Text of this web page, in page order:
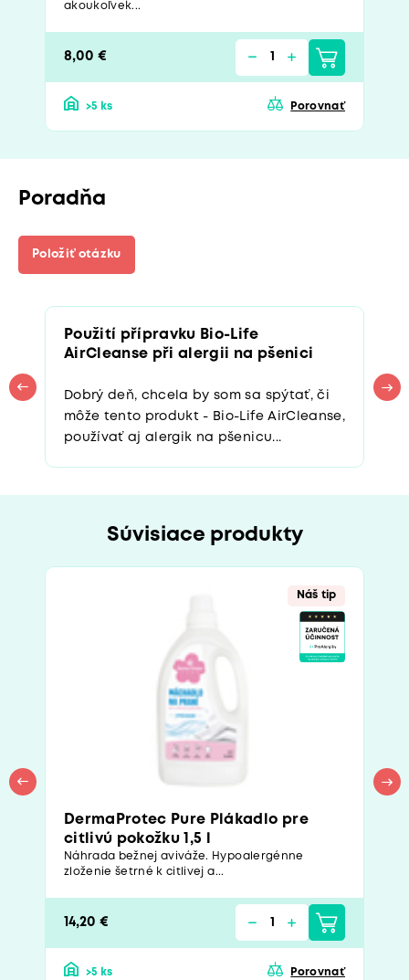
akoukoľvek...
8,00 €
>5 ks Porovnať
Poradňa
Položiť otázku
Použití přípravku Bio-Life
AirCleanse při alergii na pšenici
Dobrý deň, chcela by som sa spýtať, či
môže tento produkt - Bio-Life AirCleanse,
používať aj alergik na pšenicu...
Súvisiace produkty
Náš tip
DermaProtec Pure Plákadlo pre
citlivú pokožku 1,5 l
Náhrada bežnej aviváže. Hypoalergénne
zloženie šetrné k citlivej a...
14,20 €
>5 ks Porovnať